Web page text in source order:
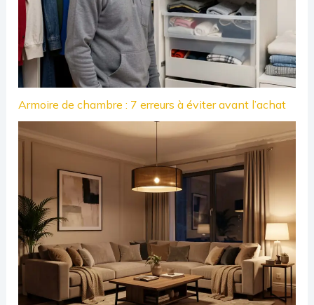
Armoire de chambre : 7 erreurs à éviter avant l’achat